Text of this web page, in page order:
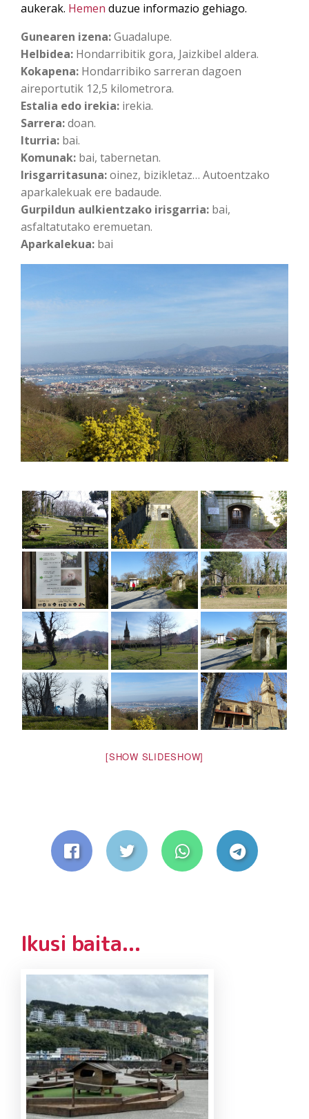
aukerak. Hemen duzue informazio gehiago.
Gunearen izena:Guadalupe.
Helbidea: Hondarribitik gora, Jaizkibel aldera.
Kokapena: Hondarribiko sarreran dagoen
aireportutik 12,5 kilometrora.
Estalia edo irekia: irekia.
Sarrera:doan.
Iturria: bai.
Komunak: bai, tabernetan.
Irisgarritasuna:oinez, bizikletaz… Autoentzako
aparkalekuak ere badaude.
Gurpildun aulkientzako irisgarria: bai,
asfaltatutako eremuetan.
Aparkalekua: bai
[SHOW SLIDESHOW]
Ikusi baita...